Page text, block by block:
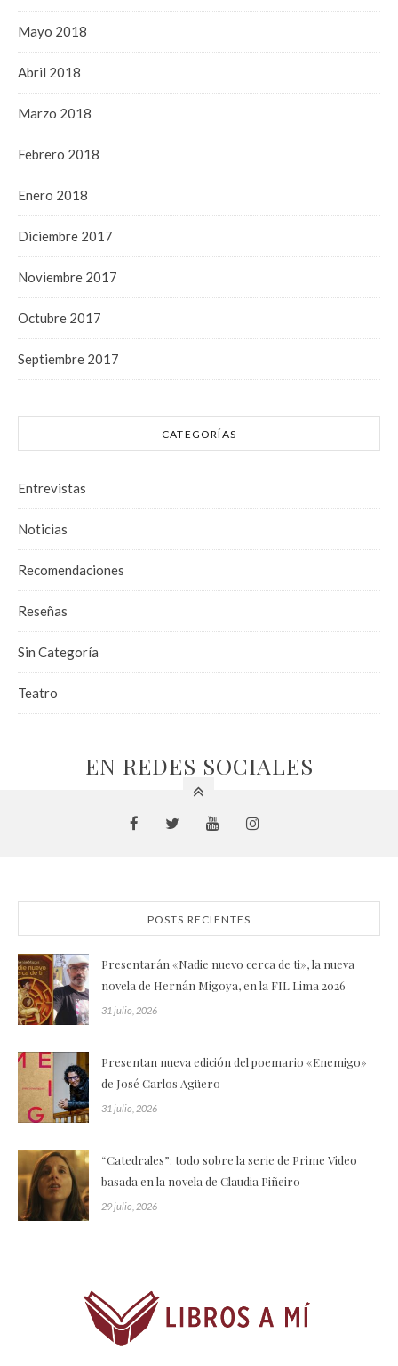
Mayo 2018
Abril 2018
Marzo 2018
Febrero 2018
Enero 2018
Diciembre 2017
Noviembre 2017
Octubre 2017
Septiembre 2017
CATEGORÍAS
Entrevistas
Noticias
Recomendaciones
Reseñas
Sin Categoría
Teatro
EN REDES SOCIALES
POSTS RECIENTES
Presentarán «Nadie nuevo cerca de ti», la nueva
novela de Hernán Migoya, en la FIL Lima 2026
31 julio, 2026
Presentan nueva edición del poemario «Enemigo»
de José Carlos Agüero
31 julio, 2026
“Catedrales”: todo sobre la serie de Prime Video
basada en la novela de Claudia Piñeiro
29 julio, 2026